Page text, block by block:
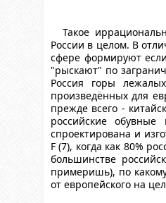
Такое
России в целом. В
сфере формируют
"рыскают" по
Россия горы
произведённых для
прежде всего -
российские
спроектирована и
F (7), когда как 80%
большинстве
примеришь), по
от европейского на